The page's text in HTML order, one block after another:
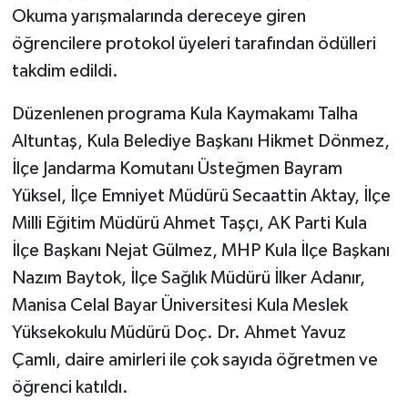
Okuma yarışmalarında dereceye giren
öğrencilere protokol üyeleri tarafından ödülleri
takdim edildi.
Düzenlenen programa Kula Kaymakamı Talha
Altuntaş, Kula Belediye Başkanı Hikmet Dönmez,
İlçe Jandarma Komutanı Üsteğmen Bayram
Yüksel, İlçe Emniyet Müdürü Secaattin Aktay, İlçe
Milli Eğitim Müdürü Ahmet Taşçı, AK Parti Kula
İlçe Başkanı Nejat Gülmez, MHP Kula İlçe Başkanı
Nazım Baytok, İlçe Sağlık Müdürü İlker Adanır,
Manisa Celal Bayar Üniversitesi Kula Meslek
Yüksekokulu Müdürü Doç. Dr. Ahmet Yavuz
Çamlı, daire amirleri ile çok sayıda öğretmen ve
öğrenci katıldı.